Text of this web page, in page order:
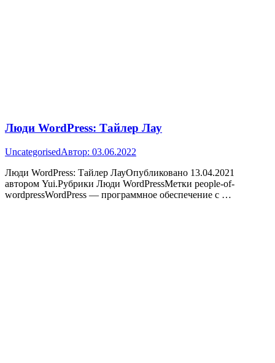
Люди WordPress: Тайлер Лау
UncategorisedАвтор: 03.06.2022
Люди WordPress: Тайлер ЛауОпубликовано 13.04.2021
автором Yui.Рубрики Люди WordPressМетки people-of-
wordpressWordPress — программное обеспечение с …